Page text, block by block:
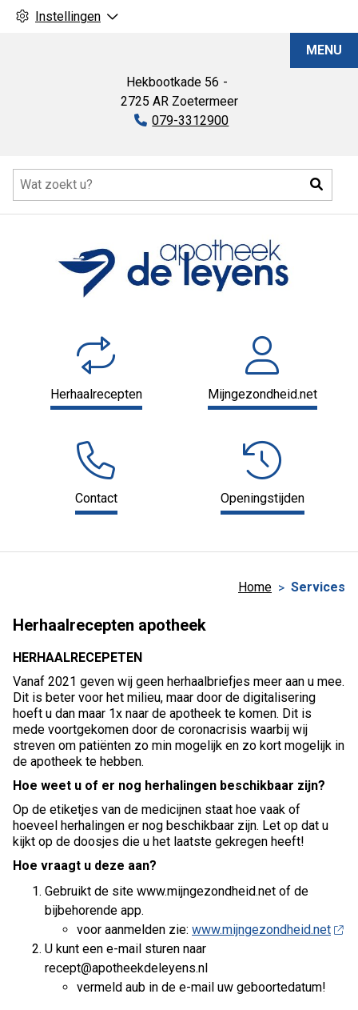
Instellingen
Hekbootkade 56
2725 AR Zoetermeer
Tel:
079-3312900
MENU
Herhaalrecepten Mijngezondheid.net
Contact Openingstijden
Home Services
Herhaalrecepten apotheek
HERHAALRECEPETEN
Vanaf 2021 geven wij geen herhaalbriefjes meer aan u mee.
Dit is beter voor het milieu, maar door de digitalisering
hoeft u dan maar 1x naar de apotheek te komen. Dit is
mede voortgekomen door de coronacrisis waarbij wij
streven om patiënten zo min mogelijk en zo kort mogelijk in
de apotheek te hebben.
Hoe weet u of er nog herhalingen beschikbaar zijn?
Op de etiketjes van de medicijnen staat hoe vaak of
hoeveel herhalingen er nog beschikbaar zijn. Let op dat u
kijkt op de doosjes die u het laatste gekregen heeft!
Hoe vraagt u deze aan?
Gebruikt de site www.mijngezondheid.net of de
bijbehorende app.
voor aanmelden zie: www.mijngezondheid.net
U kunt een e-mail sturen naar
recept@apotheekdeleyens.nl
vermeld aub in de e-mail uw geboortedatum!